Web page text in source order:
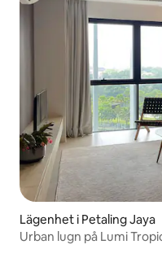
Lägenhet i Petaling Jaya
Urban lugn på Lumi